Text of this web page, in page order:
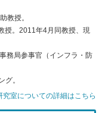
教授。
授。2011年4月同教授、現
務局参事官（インフラ・防
グ。
室についての詳細はこちら